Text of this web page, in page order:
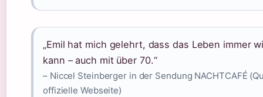
„Emil hat mich gelehrt, dass das Leben immer
kann – auch mit über 70.“
– Niccel Steinberger in der Sendung NACHTCAFÉ
offizielle Webseite)